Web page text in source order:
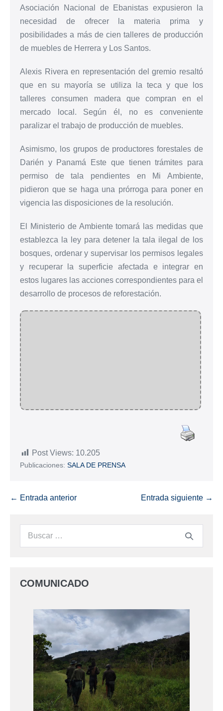
Asociación Nacional de Ebanistas expusieron la
necesidad de ofrecer la materia prima y
posibilidades a más de cien talleres de producción
de muebles de Herrera y Los Santos.
Alexis Rivera en representación del gremio resaltó
que en su mayoría se utiliza la teca y que los
talleres consumen madera que compran en el
mercado local. Según él, no es conveniente
paralizar el trabajo de producción de muebles.
Asimismo, los grupos de productores forestales de
Darién y Panamá Este que tienen trámites para
permiso de tala pendientes en Mi Ambiente,
pidieron que se haga una prórroga para poner en
vigencia las disposiciones de la resolución.
El Ministerio de Ambiente tomará las medidas que
establezca la ley para detener la tala ilegal de los
bosques, ordenar y supervisar los permisos legales
y recuperar la superficie afectada e integrar en
estos lugares las acciones correspondientes para el
desarrollo de procesos de reforestación.
Post Views: 10.205
Publicaciones: SALA DE PRENSA
← Entrada anterior Entrada siguiente →
COMUNICADO